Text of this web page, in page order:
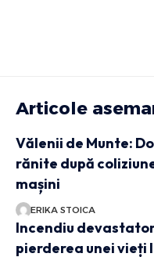
Articole
Vălenii de Munte:
rănite după
mașini
ERIKA STOICA
Incendiu
pierderea unei vieți